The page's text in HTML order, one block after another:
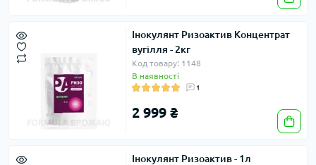
Інокулянт Ризоактив Концентрат
вугілля - 2кг
Код товару: 1148
В наявності
1
2 999 ₴
Інокулянт Ризоактив - 1л